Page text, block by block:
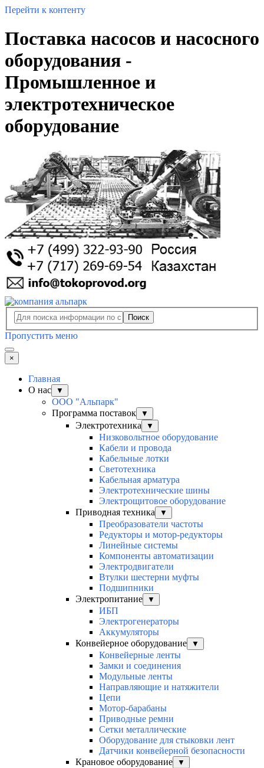
Перейти к контенту
Поставка насосов и насосного
оборудования -
Промышленное и
электротехническое
оборудование
Поиск
Пропустить меню
×
Главная
О нас
▼
ООО "Альпарк"
Программа поставок
▼
Электротехника ▼
Низковольтное оборудование
Кабели и провода
Кабельные лотки
Светотехника
Кабельная арматура
Электротехнические шины
Электрощитовое оборудование
Приводная техника
▼
Преобразователи частоты
Редукторы и мотор-редукторы
Линейные системы
Компоненты автоматизации
Электродвигатели
Втулки шестерни муфты
Подшипники
Электропитание
▼
ИБП
Электрогенераторы
Аккумуляторы
Конвейерное оборудование
▼
Конвейерные ленты
Замки и соединения
Модульные ленты
Направляющие и натяжители
Цепи
Мотор-барабаны
Приводные ремни
Сетки металлические
Оборудование для стыковки лент
Датчики конвейерной безопасности
Крановое оборудование
▼